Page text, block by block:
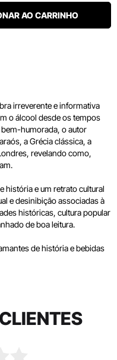
AO CARRINHO
irreverente e informativa
o álcool desde os tempos
humorada, o autor
a Grécia clássica, a
revelando como,
história e um retrato cultural
e desinibição associadas à
históricas, cultura popular
de boa leitura.
de história e bebidas